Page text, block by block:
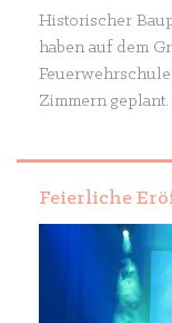
Historischer
haben auf dem
Zimmern geplant.
Feierliche